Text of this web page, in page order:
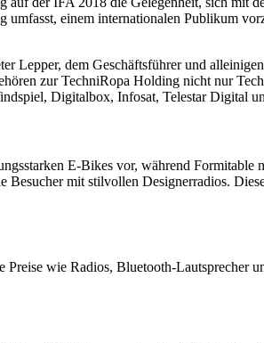
einem internationalen Publikum
Lepper, dem Geschäftsführer und
zur TechniRopa Holding nicht nur
Digitalbox, Infosat, Telestar Digital
E-Bikes vor, während Formitable
Besucher mit stilvollen Designerradios.
wie Radios, Bluetooth-Lautsprecher